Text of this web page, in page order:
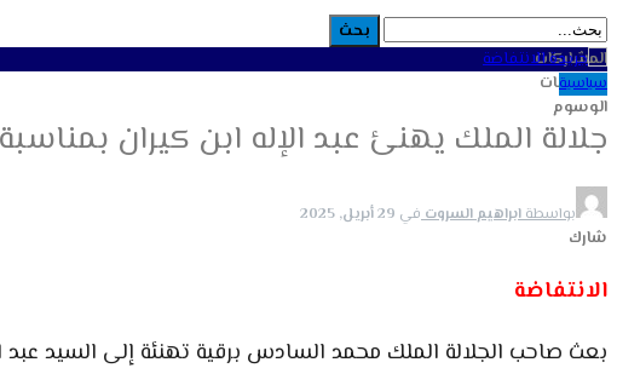
المشاركات
التصنيفات
الوسوم
سياسية
جلالة الملك يهنئ عبد الإله ابن كيران بمناسبة
بواسطةابراهيم السروت في 29 أبريل, 2025
شارك
الانتفاضة
بعث صاحب الجلالة الملك محمد السادس برقية تهنئة إلى السيد عبد